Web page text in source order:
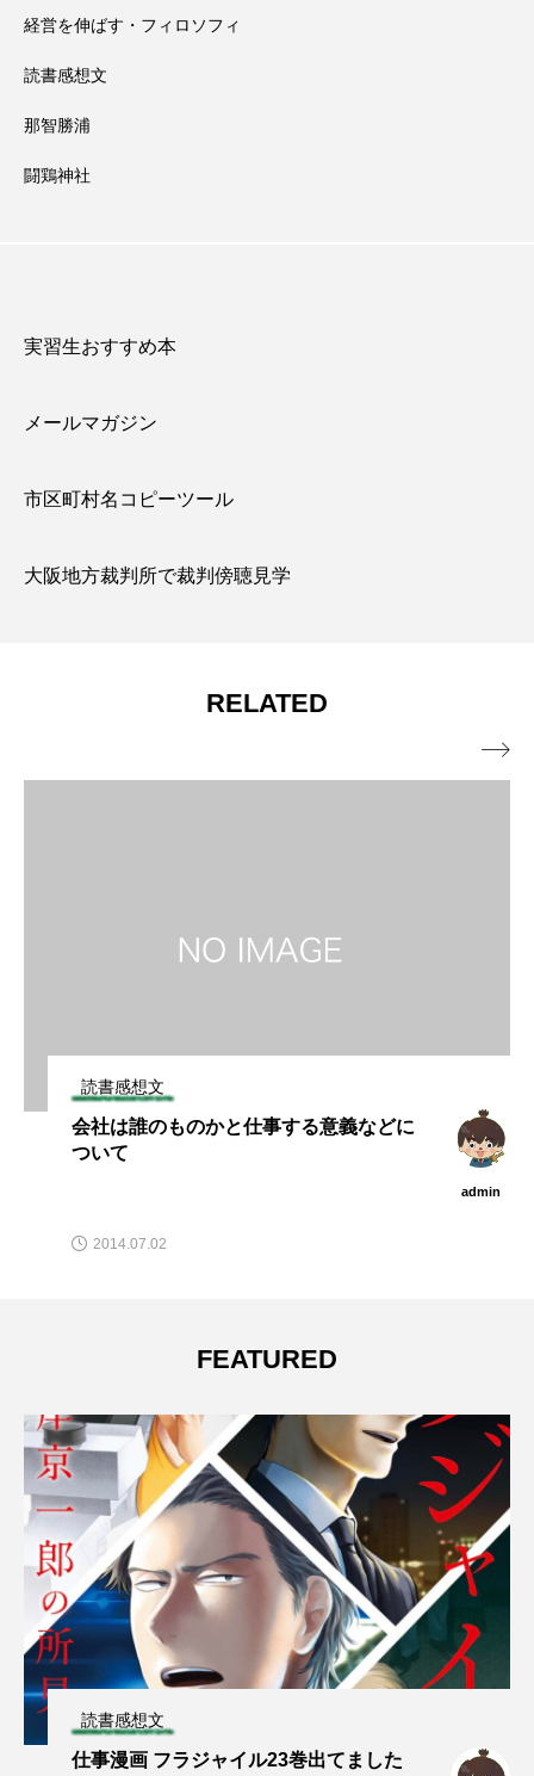
経営を伸ばす・フィロソフィ
読書感想文
那智勝浦
闘鶏神社
実習生おすすめ本
メールマガジン
市区町村名コピーツール
大阪地方裁判所で裁判傍聴見学
RELATED
読書感想文
会社は誰のものかと仕事する意義などに
ついて
admin
2014.07.02

FEATURED
読書感想文
仕事漫画 フラジャイル23巻出てました